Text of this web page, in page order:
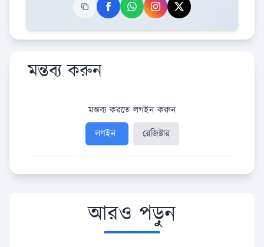
মন্তব্য করুন
মন্তব্য করতে লগইন করুন
লগইন
রেজিষ্টার
আরও পড়ুন
কোয়ান্টাম ফ্লাকচুয়েশন